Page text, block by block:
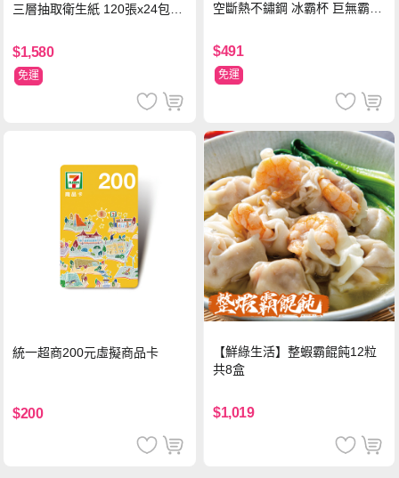
三層抽取衛生紙 120張x24包x3
$1,580
免運
空斷熱不鏽鋼 冰霸杯 巨無霸鋼
ml-信封款(贈手提杯套)
$491
免運
統一超商200元虛擬商品卡
$200
【鮮綠生活】整蝦霸餛飩12粒
共8盒
$1,019